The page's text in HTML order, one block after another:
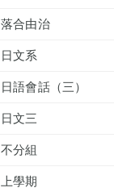
落合由治
日文系
日語會話（三）
日文三
不分組
上學期